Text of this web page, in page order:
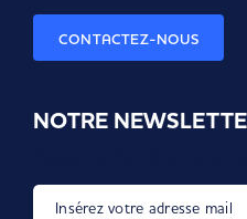
CONTACTEZ-NOUS
NOTRE
Insérez votre adresse mail